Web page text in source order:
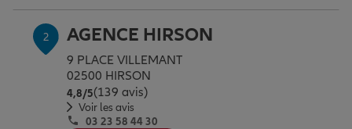
Placements financiers
Investissements immobiliers
Déménager
Changer de voiture
Outre-mer
Assurance auto
Professionnels
2 AGENCE HIRSON
9 PLACE VILLEMANT
02500 HIRSON
4,8/5Note de 4.8 sur 5
(139 avis)
Voir les avis
03 23 58 44 30